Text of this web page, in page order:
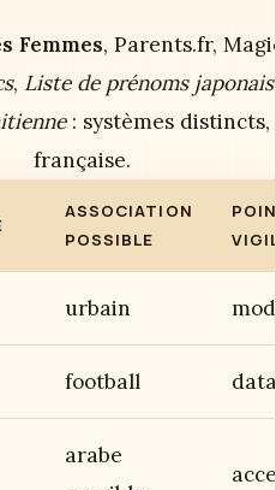
Femmes, Parents.fr,
, Liste de prénoms japonais
: systèmes distincts,
française.
ASSOCIATION
POSSIBLE
urbain
football
arabe